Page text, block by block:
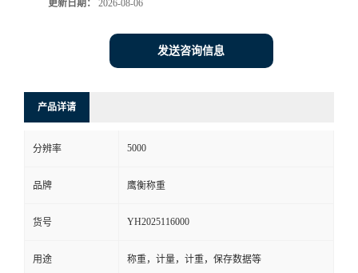
更新日期： 2026-08-06
发送咨询信息
产品详请
分辨率 5000
品牌 鹰衡称重
货号 YH2025116000
用途 称重，计量，计重，保存数据等